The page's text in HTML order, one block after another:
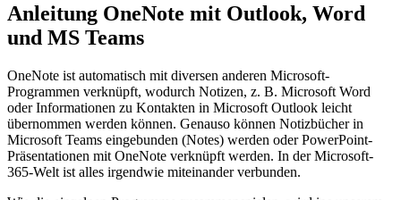
Anleitung OneNote mit Outlook, Word
und MS Teams
OneNote ist automatisch mit diversen anderen Microsoft-
Programmen verknüpft, wodurch Notizen, z. B. Microsoft Word
oder Informationen zu Kontakten in Microsoft Outlook leicht
übernommen werden können. Genauso können Notizbücher in
Microsoft Teams eingebunden (Notes) werden oder PowerPoint-
Präsentationen mit OneNote verknüpft werden. In der Microsoft-
365-Welt ist alles irgendwie miteinander verbunden.